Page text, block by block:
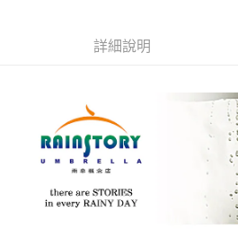
2.付款方式選擇「大哥付你分期」，訂單成
3.實際核准額度、可分期數及費用金額請依
4.訂單成立30分鐘內，如未前往確認交易或
消。如遇「轉專審核」未通過狀況，表示未
法說明評估內容。
【繳款方式說明】
1.分期款項不併入電信帳單，「大哥付你分
醒簡訊。
2.透過簡訊連結打開帳單後，可選擇「超商
帳／街口支付／iPASS MONEY」等通路繳費
便利好安心！
１．簡單：不需註冊會員、不需綁卡、不需
２．便利：只要手機號碼，簡訊認證，即可
３．安心：先確認商品／服務後，再付款。
１．於結帳方式選擇「AFTEE先享後付」後
結帳頁面，進行簡訊認證並確認金額後，即可
運送方式
付款後全家取貨
詳細說明